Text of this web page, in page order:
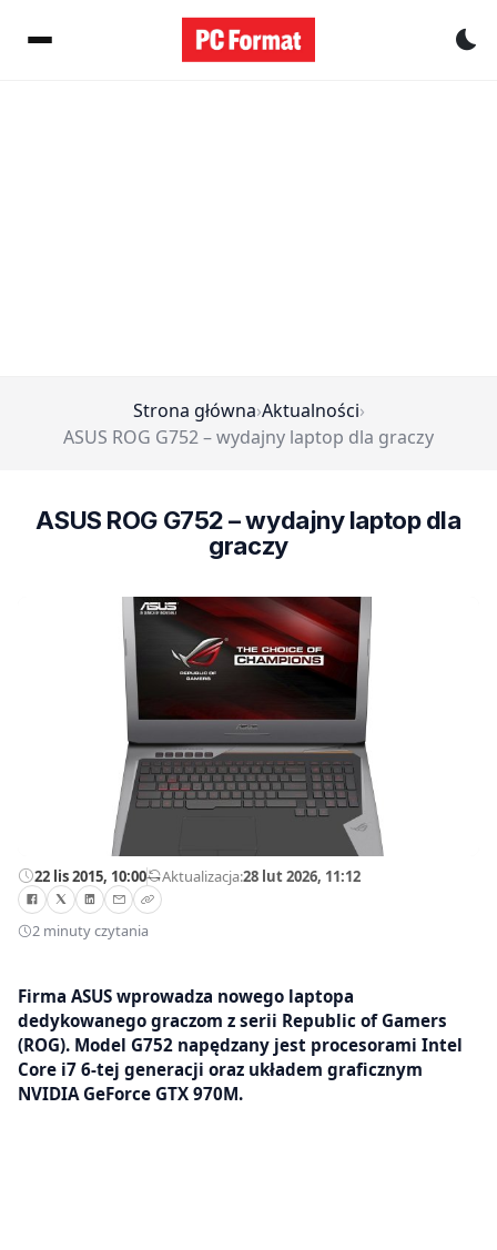
Strona główna›Aktualności›
ASUS ROG G752 – wydajny laptop dla graczy
ASUS ROG G752 – wydajny laptop dla
graczy
22 lis 2015, 10:00—Aktualizacja:28 lut 2026, 11:12
2 minuty czytania
Firma ASUS wprowadza nowego laptopa
dedykowanego graczom z serii Republic of Gamers
(ROG). Model G752 napędzany jest procesorami Intel
Core i7 6-tej generacji oraz układem graficznym
NVIDIA GeForce GTX 970M.